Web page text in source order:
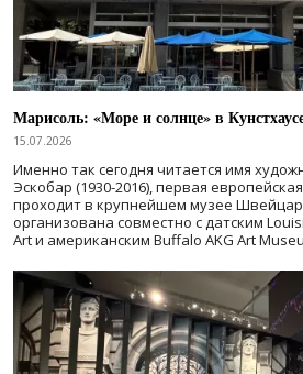
Марисоль: «Море и солнце» в
15.07.2026
Именно так сегодня читается имя
Эскобар (1930-2016), первая
проходит в крупнейшем музее
организована совместно с датским
Art и американским Buffalo AKG Art